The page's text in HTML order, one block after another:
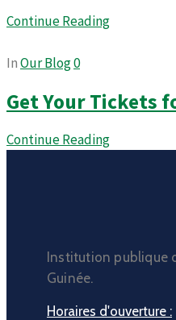
Continue Reading
InOur Blog0
Get Your Tickets
Continue Reading
Institution publique
Guinée.
Horaires d'ouverture :